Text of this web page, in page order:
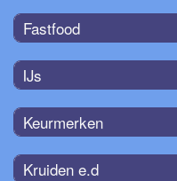
Fastfood
IJs
Keurmerken
Kruiden e.d